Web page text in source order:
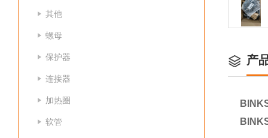
其他
螺母
保护器
连接器
加热圈
软管
产